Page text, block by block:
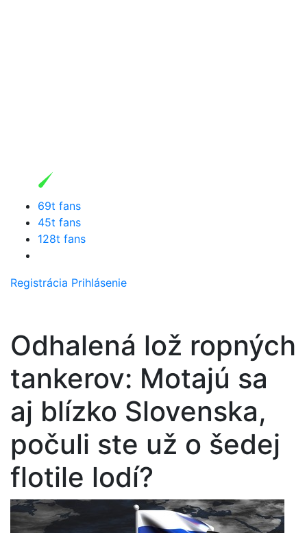
69t fans
45t fans
128t fans
Registrácia Prihlásenie
Odhalená lož ropných
tankerov: Motajú sa
aj blízko Slovenska,
počuli ste už o šedej
flotile lodí?